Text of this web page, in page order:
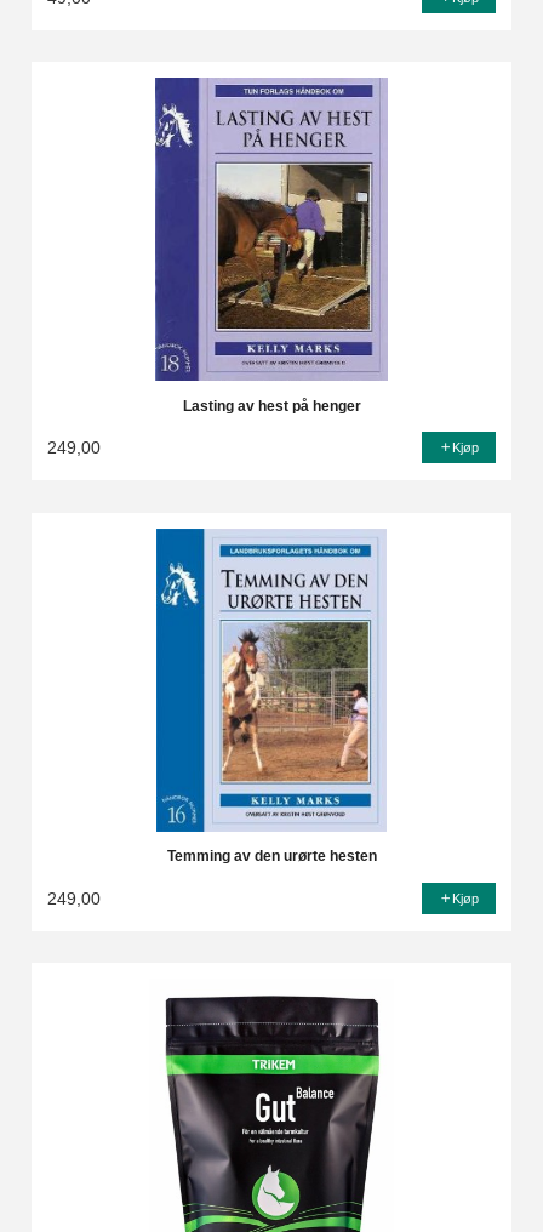
Lasting av hest på henger
249,00 Kjøp
Temming av den urørte hesten
249,00 Kjøp